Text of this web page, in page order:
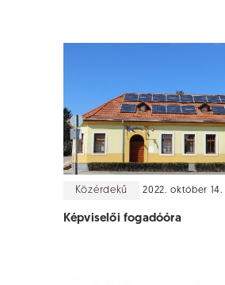
Közérdekű 2022. október 14.
Képviselői fogadóóra